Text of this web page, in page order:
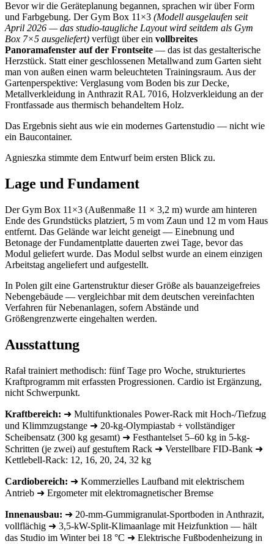
Bevor wir die Geräteplanung begannen, sprachen wir über Form
und Farbgebung. Der Gym Box 11×3 (Modell ausgelaufen seit
April 2026 — das studio-taugliche Layout wird seitdem als Gym
Box 7×5 ausgeliefert) verfügt über ein vollbreites
Panoramafenster auf der Frontseite — das ist das gestalterische
Herzstück. Statt einer geschlossenen Metallwand zum Garten sieht
man von außen einen warm beleuchteten Trainingsraum. Aus der
Gartenperspektive: Verglasung vom Boden bis zur Decke,
Metallverkleidung in Anthrazit RAL 7016, Holzverkleidung an der
Frontfassade aus thermisch behandeltem Holz.
Das Ergebnis sieht aus wie ein modernes Gartenstudio — nicht wie
ein Baucontainer.
Agnieszka stimmte dem Entwurf beim ersten Blick zu.
Lage und Fundament
Der Gym Box 11×3 (Außenmaße 11 × 3,2 m) wurde am hinteren
Ende des Grundstücks platziert, 5 m vom Zaun und 12 m vom Haus
entfernt. Das Gelände war leicht geneigt — Einebnung und
Betonage der Fundamentplatte dauerten zwei Tage, bevor das
Modul geliefert wurde. Das Modul selbst wurde an einem einzigen
Arbeitstag angeliefert und aufgestellt.
In Polen gilt eine Gartenstruktur dieser Größe als bauanzeigefreies
Nebengebäude — vergleichbar mit dem deutschen vereinfachten
Verfahren für Nebenanlagen, sofern Abstände und
Größengrenzwerte eingehalten werden.
Ausstattung
Rafał trainiert methodisch: fünf Tage pro Woche, strukturiertes
Kraftprogramm mit erfassten Progressionen. Cardio ist Ergänzung,
nicht Schwerpunkt.
Kraftbereich: ➜ Multifunktionales Power-Rack mit Hoch-/Tiefzug
und Klimmzugstange ➜ 20-kg-Olympiastab + vollständiger
Scheibensatz (300 kg gesamt) ➜ Festhantelset 5–60 kg in 5-kg-
Schritten (je zwei) auf gestuftem Rack ➜ Verstellbare FID-Bank ➜
Kettlebell-Rack: 12, 16, 20, 24, 32 kg
Cardiobereich: ➜ Kommerzielles Laufband mit elektrischem
Antrieb ➜ Ergometer mit elektromagnetischer Bremse
Innenausbau: ➜ 20-mm-Gummigranulat-Sportboden in Anthrazit,
vollflächig ➜ 3,5-kW-Split-Klimaanlage mit Heizfunktion — hält
das Studio im Winter bei 18 °C ➜ Elektrische Fußbodenheizung in